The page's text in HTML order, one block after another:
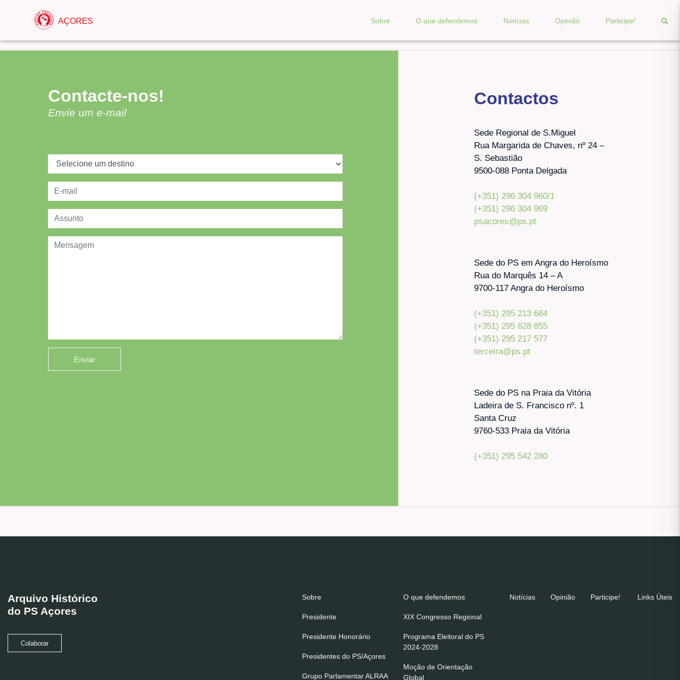
AÇORES Sobre O que defendemos Notícias Opinião Participe!
Contacte-nos!
Envie um e-mail
Enviar
Contactos
Sede Regional de S.Miguel
Rua Margarida de Chaves, nº 24 –
S. Sebastião
9500-088 Ponta Delgada
(+351) 296 304 960/1
(+351) 296 304 969
psacores@ps.pt
Sede do PS em Angra do Heroísmo
Rua do Marquês 14 – A
9700-117 Angra do Heroísmo
(+351) 295 213 684
(+351) 295 628 855
(+351) 295 217 577
terceira@ps.pt
Sede do PS na Praia da Vitória
Ladeira de S. Francisco nº. 1
Santa Cruz
9760-533 Praia da Vitória
(+351) 295 542 280
Arquivo Histórico
do PS Açores
Colaborar
Sobre
Presidente
Presidente Honorário
Presidentes do PS/Açores
Grupo Parlamentar ALRAA
O que defendemos
XIX Congresso Regional
Programa Eleitoral do PS
2024-2028
Moção de Orientação
Global
Notícias Opinião Participe! Links Úteis